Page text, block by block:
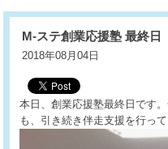
M-ステ創業応援塾 最終日
2018年08月04日
本日、創業応援塾最終日です
も、引き続き伴走支援を行って